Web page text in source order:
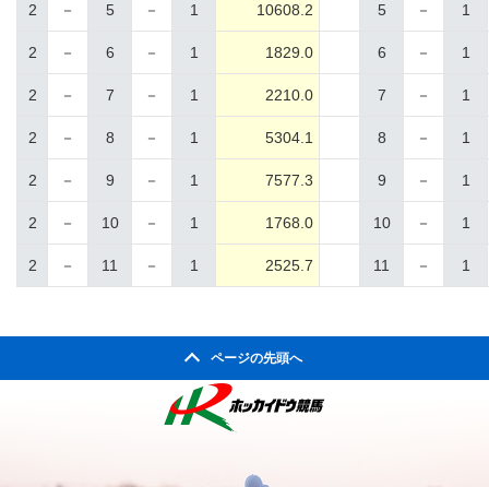
2 － 5 － 1 10608.2 5 － 1
2 － 6 － 1 1829.0 6 － 1
2 － 7 － 1 2210.0 7 － 1
2 － 8 － 1 5304.1 8 － 1
2 － 9 － 1 7577.3 9 － 1
2 － 10 － 1 1768.0 10 － 1
2 － 11 － 1 2525.7 11 － 1
ページの先頭へ